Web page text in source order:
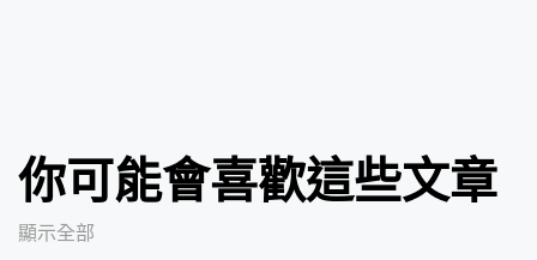
你可能會喜歡這些文章
顯示全部